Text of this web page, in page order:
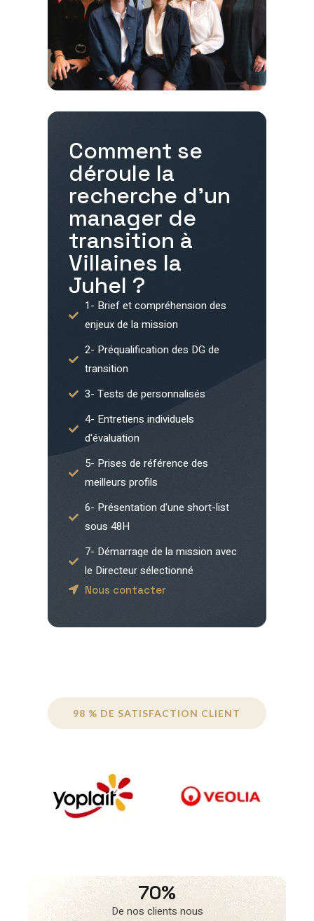
Comment se
déroule la
recherche d'un
manager de
transition à
Villaines la
Juhel ?
1- Brief et compréhension des
enjeux de la mission
2- Préqualification des DG de
transition
3- Tests de personnalisés
4- Entretiens individuels
d'évaluation
5- Prises de référence des
meilleurs profils
6- Présentation d'une short-list
sous 48H
7- Démarrage de la mission avec
le Directeur sélectionné
Nous contacter
98 % DE SATISFACTION CLIENT
70%
De nos clients nous